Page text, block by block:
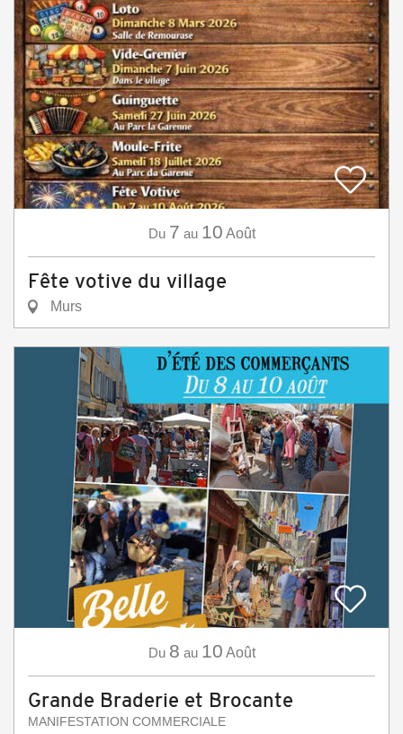
Du 7 au 10 Août
Fête votive du village
Murs
Du 8 au 10 Août
Grande Braderie et Brocante
MANIFESTATION COMMERCIALE